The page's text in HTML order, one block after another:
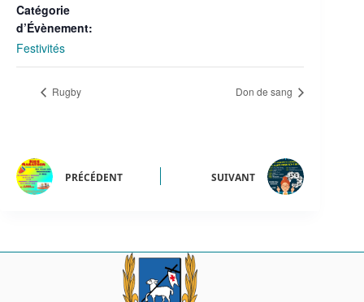
Catégorie
d’Évènement:
Festivités
Rugby Don de sang
PRÉCÉDENT SUIVANT